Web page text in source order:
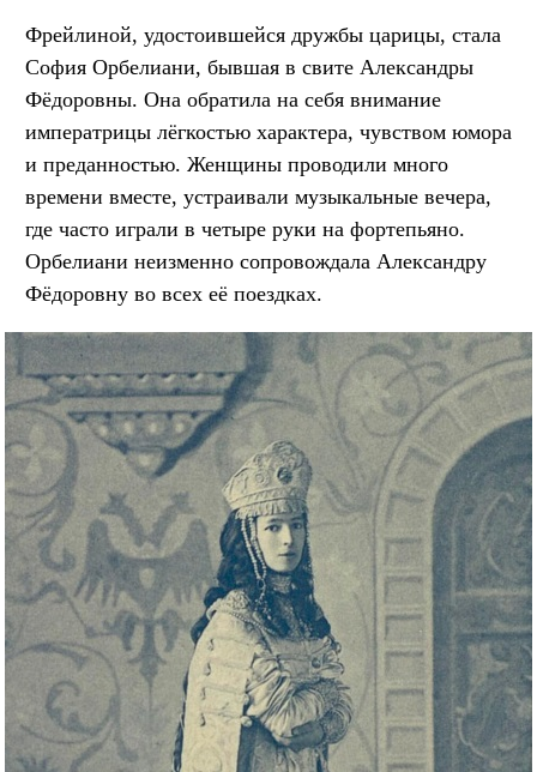
Фрейлиной, удостоившейся дружбы царицы, стала
София Орбелиани, бывшая в свите Александры
Фёдоровны. Она обратила на себя внимание
императрицы лёгкостью характера, чувством юмора
и преданностью. Женщины проводили много
времени вместе, устраивали музыкальные вечера,
где часто играли в четыре руки на фортепьяно.
Орбелиани неизменно сопровождала Александру
Фёдоровну во всех её поездках.